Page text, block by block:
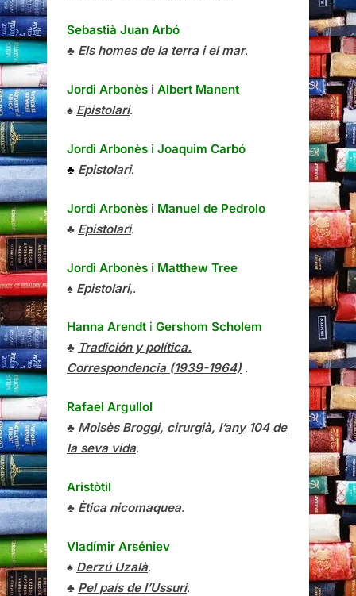
Sebastià Juan Arbó
♣ Els homes de la terra i el mar.
Jordi Arbonès i Albert Manent
♠ Epistolari.
Jordi Arbonès i Joaquim Carbó
♣ Epistolari.
Jordi Arbonès i Manuel de Pedrolo
♣ Epistolari.
Jordi Arbonès i Matthew Tree
♠ Epistolari,.
Hanna Arendt i Gershom Scholem
♣ Tradición y política.
Correspondencia (1939-1964) .
Rafael Argullol
♣ Moisès Broggi, cirurgià, l’any 104 de
la seva vida.
Aristòtil
♣ Ètica nicomaquea.
Vladímir Arséniev
♠ Derzú Uzalà.
♣ Pel país de l’Ussuri.